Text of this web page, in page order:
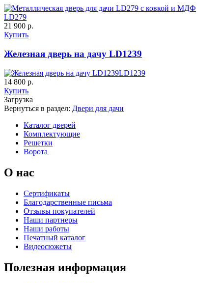
К-36 46 30
К-36 С
C67
C69
LD279
21 900 р.
Купить
Железная дверь на дачу LD1239
LD1239
14 800 р.
Купить
Загрузка
Вернуться в раздел: Двери для дачи
Каталог дверей
Комплектующие
Решетки
Ворота
О нас
Сертификаты
Благодарственные письма
Отзывы покупателей
Наши партнеры
Наши работы
Печатный каталог
Видеосюжеты
Полезная информация